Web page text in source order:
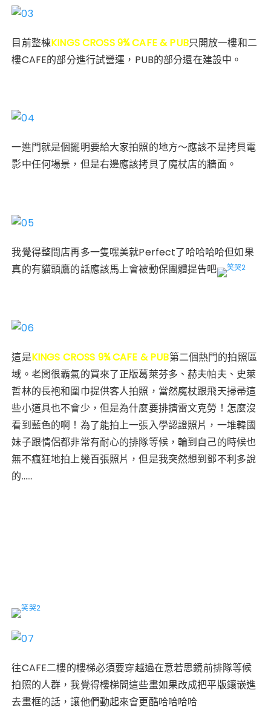
目前整棟KINGS CROSS 9¾ CAFE & PUB只開放一樓和二
樓CAFE的部分進行試營運，PUB的部分還在建設中。
一進門就是個擺明要給大家拍照的地方～應該不是拷貝電
影中任何場景，但是右邊應該拷貝了魔杖店的牆面。
我覺得整間店再多一隻嘿美就Perfect了哈哈哈哈但如果
真的有貓頭鷹的話應該馬上會被動保團體提告吧
這是KINGS CROSS 9¾ CAFE & PUB第二個熱門的拍照區
域。老闆很霸氣的買來了正版葛萊芬多、赫夫帕夫、史萊
哲林的長袍和圍巾提供客人拍照，當然魔杖跟飛天掃帚這
些小道具也不會少，但是為什麼要排擠雷文克勞！怎麼沒
看到藍色的啊！為了能拍上一張入學認證照片，一堆韓國
妹子跟情侶都非常有耐心的排隊等候，輪到自己的時候也
無不瘋狂地拍上幾百張照片，但是我突然想到鄧不利多說
的……
往CAFE二樓的樓梯必須要穿越過在意若思鏡前排隊等候
拍照的人群，我覺得樓梯間這些畫如果改成把平版鑲嵌進
去畫框的話，讓他們動起來會更酷哈哈哈哈